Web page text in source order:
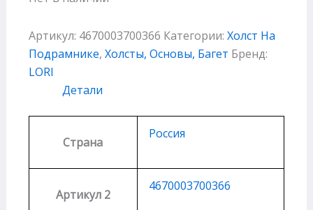
Артикул: 4670003700366 Категории: Холст На
Подрамнике, Холсты, Основы, Багет Бренд:
LORI
Детали
Страна
Россия
Артикул 2
4670003700366